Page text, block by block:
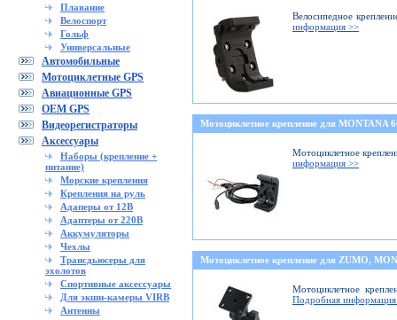
Плавание
Велоспорт
Гольф
Универсальные
Автомобильные
Мотоциклетные GPS
Авиационные GPS
OEM GPS
Видеорегистраторы
Аксессуары
Наборы (крепление +
питание)
Морские крепления
Крепления на руль
Адаперы от 12В
Адаптеры от 220В
Аккумуляторы
Чехлы
Трансдьюсеры для
эхолотов
Спортивные аксессуары
Для экшн-камеры VIRB
Антенны
Велосипедное
информация >>
Мотоциклетное крепление для MONTANA
Мотоциклетное
информация >>
Мотоциклетное крепление для ZUMO,
Мотоциклетное
Подробная